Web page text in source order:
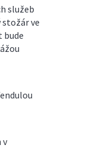
služeb
ve
bude
v